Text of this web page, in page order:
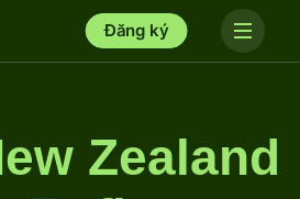
Đăng ký
Zealand